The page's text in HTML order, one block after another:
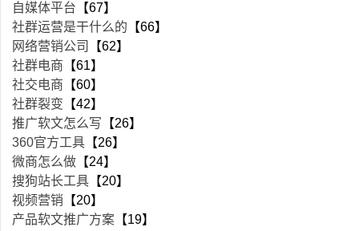
自媒体平台 【67】
社群运营是干什么的 【66】
网络营销公司
【62】
社群电商 【61】
社交电商 【60】
社群裂变 【42】
推广软文怎么写 【26】
360官方工具 【26】
微商怎么做 【24】
搜狗站长工具 【20】
视频营销 【20】
产品软文推广方案 【19】